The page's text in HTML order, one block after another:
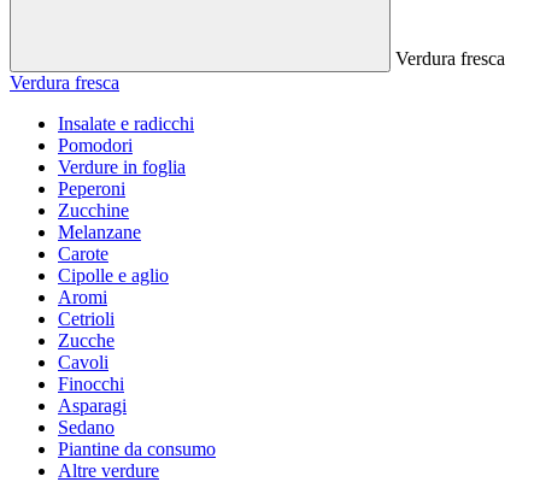
Verdura fresca
Verdura fresca
Insalate e radicchi
Pomodori
Verdure in foglia
Peperoni
Zucchine
Melanzane
Carote
Cipolle e aglio
Aromi
Cetrioli
Zucche
Cavoli
Finocchi
Asparagi
Sedano
Piantine da consumo
Altre verdure